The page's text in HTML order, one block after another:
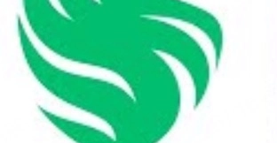
Michael Johnson